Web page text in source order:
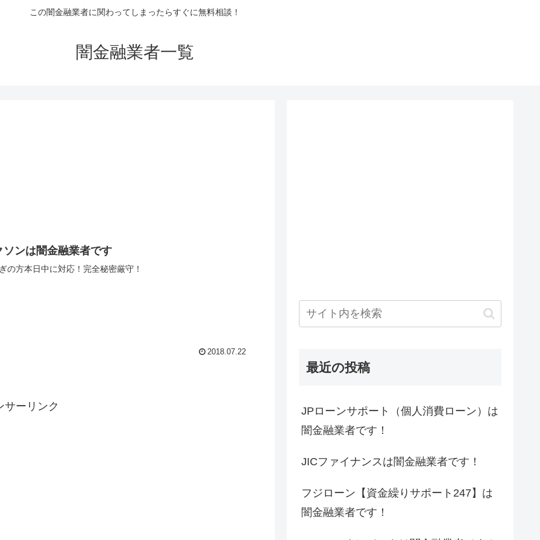
この闇金融業者に関わってしまったらすぐに無料相談！
闇金融業者一覧
ソンは闇金融業者です
の方本日中に対応！完全秘密厳守！
2018.07.22
サーリンク
最近の投稿
JPローンサポート（個人消費ローン）は
闇金融業者です！
JICファイナンスは闇金融業者です！
フジローン【資金繰りサポート247】は
闇金融業者です！